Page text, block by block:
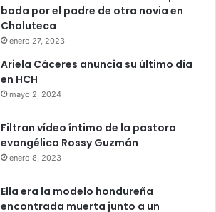
boda por el padre de otra novia en
Choluteca
enero 27, 2023
Ariela Cáceres anuncia su último día
en HCH
mayo 2, 2024
Filtran vídeo íntimo de la pastora
evangélica Rossy Guzmán
enero 8, 2023
Ella era la modelo hondureña
encontrada muerta junto a un